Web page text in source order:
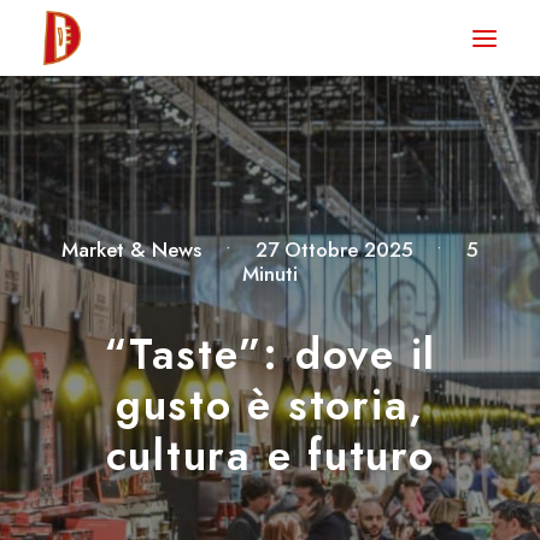
HOME
NEWS
DEGUSTA TV
LA RIVISTA
CONTATTI
CLUB DEGUSTA
STORE
RICERCA
Market & News • 27 Ottobre 2025 •
5
Minuti
“Taste”: dove il
gusto è storia,
cultura e futuro